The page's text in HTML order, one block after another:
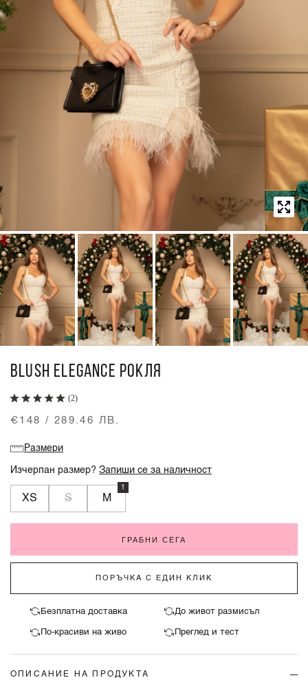
BLUSH ELEGANCE РОКЛЯ
(2)
€148 / 289.46 ЛВ.
Размери
Изчерпан размер?Запиши се за наличност
XS S M
1
ГРАБНИ СЕГА
ПОРЪЧКА С ЕДИН КЛИК
Безплатна доставка До живот размисъл
По-красиви на живо Преглед и тест
ОПИСАНИЕ НА ПРОДУКТА